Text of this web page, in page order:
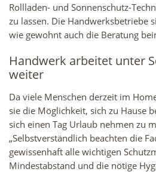
Rollladen- und Sonnenschutz-
zu lassen. Die Handwerksbetriebe
wie gewohnt auch die Beratung
Handwerk arbeitet unter
weiter
Da viele Menschen derzeit im
sie die Möglichkeit, sich zu Hause
sich einen Tag Urlaub nehmen zu
„Selbstverständlich beachten die
gewissenhaft alle wichtigen
Mindestabstand und die nötige